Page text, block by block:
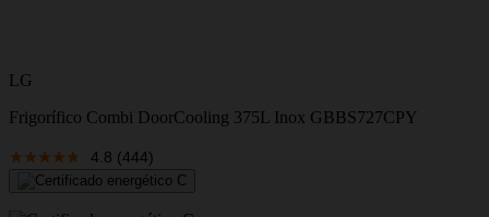
LG
Frigorífico Combi DoorCooling 375L Inox GBBS727CPY
4.8 (444)